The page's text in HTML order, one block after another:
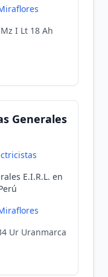
I Lt 18 Ah
Generales
E.I.R.L. en
Ur Uranmarca